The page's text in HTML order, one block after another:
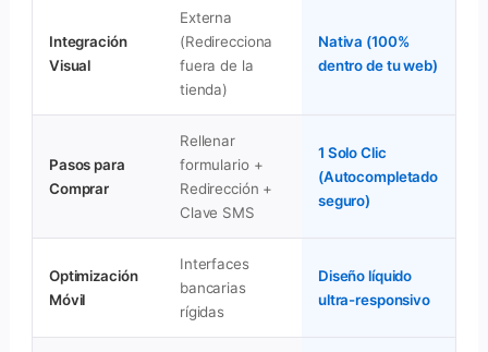
Integración
Visual
Externa
(Redirecciona
fuera de la
tienda)
Nativa (100%
dentro de tu web)
Pasos para
Comprar
Rellenar
formulario +
Redirección +
Clave SMS
1 Solo Clic
(Autocompletado
seguro)
Optimización
Móvil
Interfaces
bancarias
rígidas
Diseño líquido
ultra-responsivo